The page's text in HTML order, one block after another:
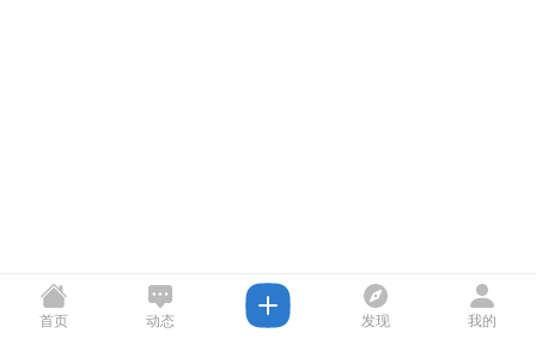
首页 动态 发现 我的